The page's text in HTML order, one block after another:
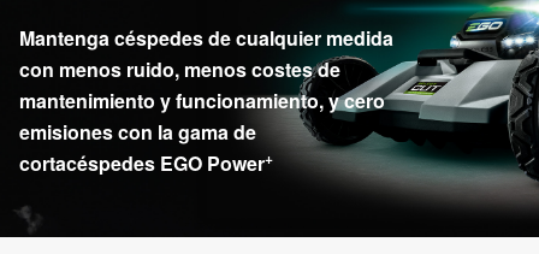
Mantenga céspedes de cualquier medida
con menos ruido, menos costes de
mantenimiento y funcionamiento, y cero
emisiones con la gama de
cortacéspedes EGO Power+